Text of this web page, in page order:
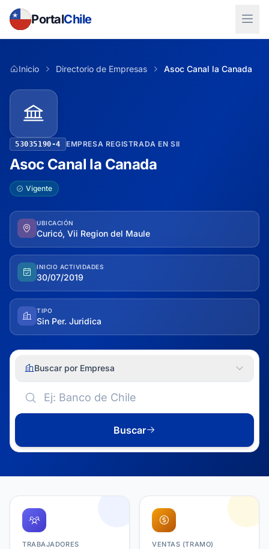
PortalChile
Inicio Directorio de Empresas Asoc Canal la Canada
53035190-4 EMPRESA REGISTRADA EN SII
Asoc Canal la Canada
Vigente
UBICACIÓN
Curicó, Vii Region del Maule
INICIO ACTIVIDADES
30/07/2019
TIPO
Sin Per. Juridica
Buscar por Empresa
Buscar
TRABAJADORES VENTAS (TRAMO)